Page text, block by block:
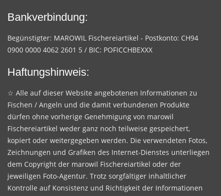
Bankverbindung:
Begünstigter: MAROWIL Fischereiartikel - Postkonto: CH94
0900 0000 4062 2601 5 / BIC: POFICCHBEXXX
Haftungshinweis:
☆ Alle auf dieser Website angebotenen Informationen zu
Fischen / Angeln und die damit verbundenen Produkte
dürfen ohne vorherige Genehmigung von marowil
Fischereiartikel weder ganz noch teilweise gespeichert,
kopiert oder weitergegeben werden. Die verwendeten Fotos,
Zeichnungen und Grafiken des Internet-Dienstes unterliegen
dem Copyright der marowil Fischereiartikel oder der
jeweiligen Foto-Agentur. Trotz sorgfältiger inhaltlicher
Kontrolle auf Konsistenz und Richtigkeit der Informationen